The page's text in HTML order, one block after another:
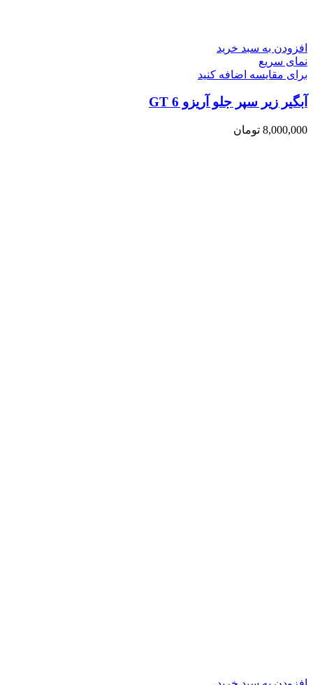
افزودن به سبد خرید
نمای سریع
برای مقایسه اضافه کنید
آبگیر زیر سپر جلو آریزو 6 GT
8,000,000 تومان